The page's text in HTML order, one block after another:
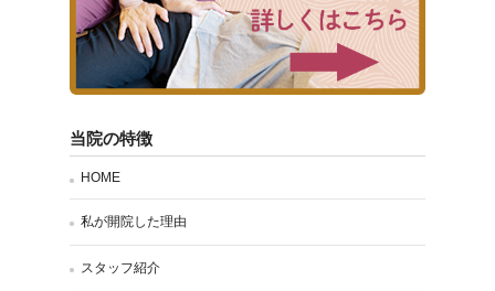
当院の特徴
HOME
私が開院した理由
スタッフ紹介